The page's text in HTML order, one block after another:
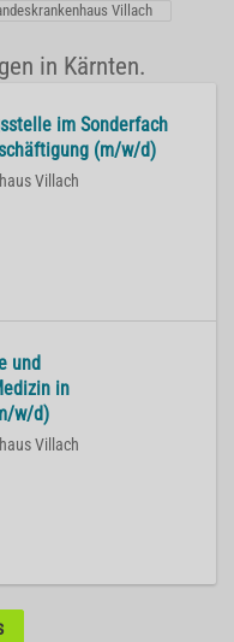
Villach
in Kärnten.
im Sonderfach
(m/w/d)
Villach
und
in
w/d)
Villach